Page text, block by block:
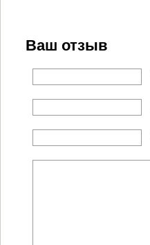
Ваш отзыв